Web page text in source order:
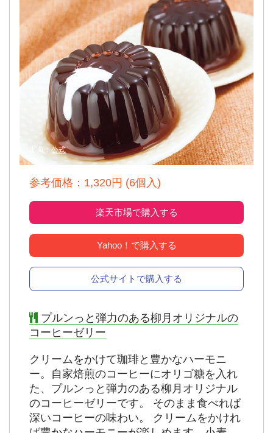
出典：公式
参考価格：1,320円 (6個入)
楽天市場で購入する
Yahoo！で購入する
公式サイトで購入する
プルンっと弾力のある柳月オリジナルの
コーヒーゼリー
クリームをかけて珈琲と豊かなハーモニ
ー。自家焙煎のコーヒーにオリゴ糖を入れ
た、プルンっと弾力のある柳月オリジナル
のコーヒーゼリーです。 そのまま食べれば
深いコーヒーの味わい。 クリームをかけれ